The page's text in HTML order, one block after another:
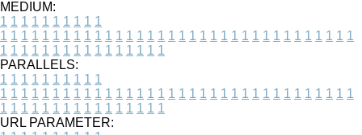
MEDIUM:
1 1 1 1 1 1 1 1 1 1
1 1 1 1 1 1 1 1 1 1 1 1 1 1 1 1 1 1 1 1 1 1 1 1 1 1 1 1 1 1 1 1 1 1
1 1 1 1 1 1 1 1 1 1 1 1 1 1 1 1
PARALLELS:
1 1 1 1 1 1 1 1 1 1
1 1 1 1 1 1 1 1 1 1 1 1 1 1 1 1 1 1 1 1 1 1 1 1 1 1 1 1 1 1 1 1 1 1
1 1 1 1 1 1 1 1 1 1 1 1 1 1 1 1
URL PARAMETER: